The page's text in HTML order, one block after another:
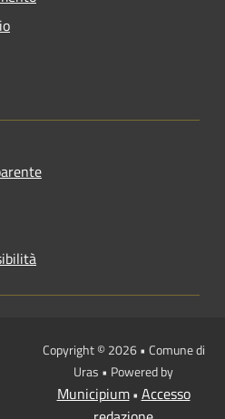
Copyright © 2026 • Comune di
Uras • Powered by
Municipium• Accesso